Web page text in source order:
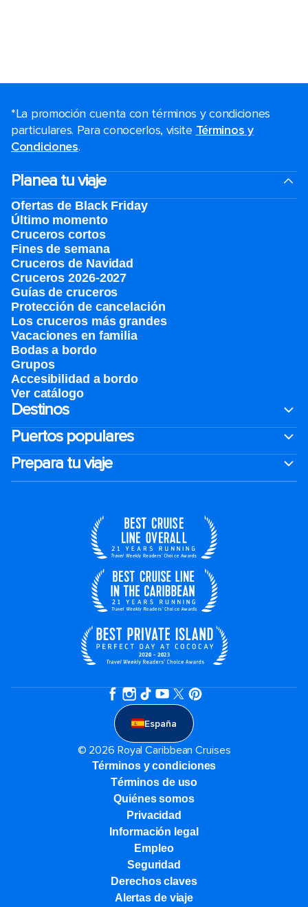
*La promoción cuenta con términos y condiciones
particulares. Para conocerlos, visite Términos y
Condiciones.
Planea tu viaje
Ofertas de Black Friday
Último momento
Cruceros cortos
Fines de semana
Cruceros de Navidad
Cruceros 2026-2027
Guías de cruceros
Protección de cancelación
Los cruceros más grandes
Vacaciones en familia
Bodas a bordo
Grupos
Accesibilidad a bordo
Ver catálogo
Destinos
Puertos populares
Prepara tu viaje
España
© 2026 Royal Caribbean Cruises
Términos y condiciones
Términos de uso
Quiénes somos
Privacidad
Información legal
Empleo
Seguridad
Derechos claves
Alertas de viaje